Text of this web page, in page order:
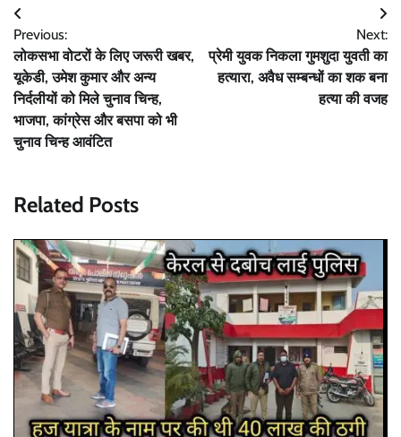
Post
navigation
Previous:
लोकसभा वोटरों के लिए जरूरी खबर,
यूकेडी, उमेश कुमार और अन्य
निर्दलीयों को मिले चुनाव चिन्ह,
भाजपा, कांग्रेस और बसपा को भी
चुनाव चिन्ह आवंटित
Next:
प्रेमी युवक निकला गुमशुदा युवती का
हत्यारा, अवैध सम्बन्धों का शक बना
हत्या की वजह
Related Posts